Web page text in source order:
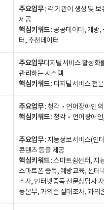
주요업무: 각 기관이 생성 및 보
제공
핵심키워드: 공공데이터, 개방,
터, 추천데이터
주요업무디지털서비스 활성화를
관리하는 시스템
핵심키워드: 디지털서비스 전문
주요업무: 청각‧언어장애인의
핵심키워드: 청각‧언어장애인,
주요업무: 지능정보서비스(인터
콘텐츠 등을 제공
핵심키워드: 스마트쉼센터, 지능
스마트폰 중독, 예방교육, 센터내
조사, 인터넷중독 전문상담사 자
동본부, 과의존 실태조사, 과의존